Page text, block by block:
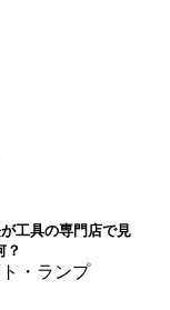
工具の専門店で見
？
・ランプ